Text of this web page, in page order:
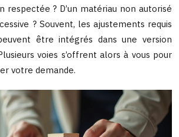
respectée ? D’un matériau non autorisé
? Souvent, les ajustements requis
être intégrés dans une version
voies s’offrent alors à vous pour
votre demande.